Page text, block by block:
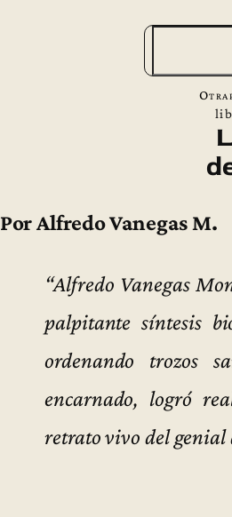
Por Alfredo Vanegas M.
“Alfredo Vanegas
palpitante síntesis
ordenando trozos
encarnado, logró
retrato vivo del genial